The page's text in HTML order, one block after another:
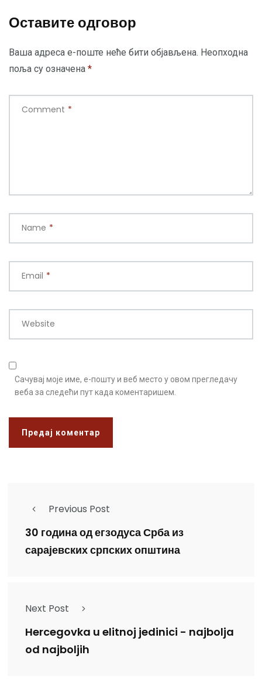
Оставите одговор
Ваша адреса е-поште неће бити објављена. Неопходна
поља су означена *
Comment *
Name *
Email *
Website
Сачувај моје име, е-пошту и веб место у овом прегледачу
веба за следећи пут када коментаришем.
Previous Post
30 година од егзодуса Срба из
сарајевских српских општина
Next Post
Hercegovka u elitnoj jedinici - najbolja
od najboljih